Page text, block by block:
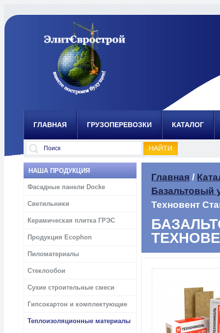
ГЛАВНАЯ ГРУЗОПЕРЕВОЗКИ КАТАЛОГ
НАША ПРОДУКЦИЯ
Фасадные панели Docke
Светильники
Керамическая плитка ГРЭС
Продукция Ecophon
Пиломатериалы
Стеклообои
Сухие строительные смеси
Гипсокартон и комплектующие
Теплоизоляционные материалы
Главная /
Базальтовый
Техновент